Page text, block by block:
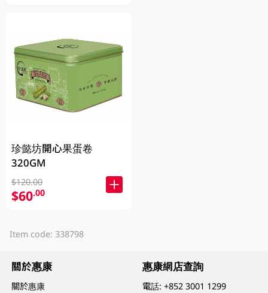
珍懿坊開心果蛋卷
320GM
$120.00
$60.00
Item code: 338798
關於惠康
關於惠康
惠康網店查詢
電話:+852 3001 1299